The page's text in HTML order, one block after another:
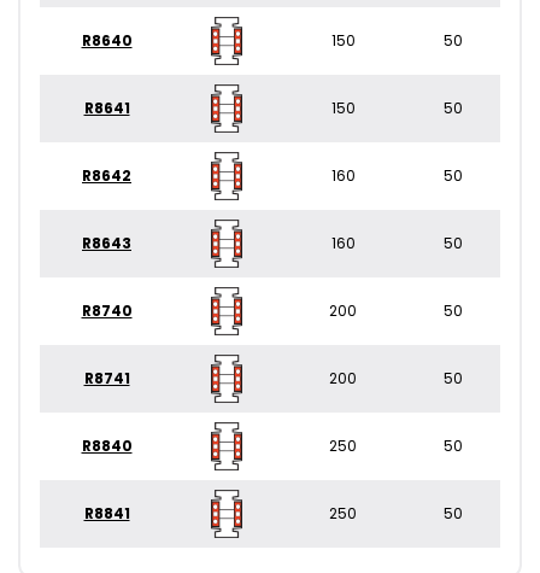
R8640 150 50
R8641 150 50
R8642 160 50
R8643 160 50
R8740 200 50
R8741 200 50
R8840 250 50
R8841 250 50